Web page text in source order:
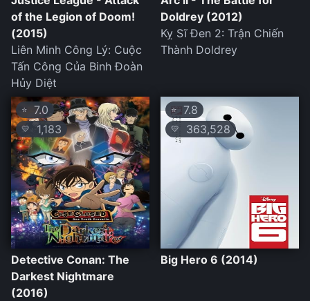
of the Legion of Doom!
(2015)
Liên Minh Công Lý: Cuộc
Tấn Công Của Binh Đoàn
Hủy Diệt
Doldrey (2012)
Kỵ Sĩ Đen 2: Trận Chiến
Thành Doldrey
⭐ 7.0
💛 1,183
Detective Conan: The
Darkest Nightmare
(2016)
⭐ 7.8
💛 363,528
Big Hero 6 (2014)